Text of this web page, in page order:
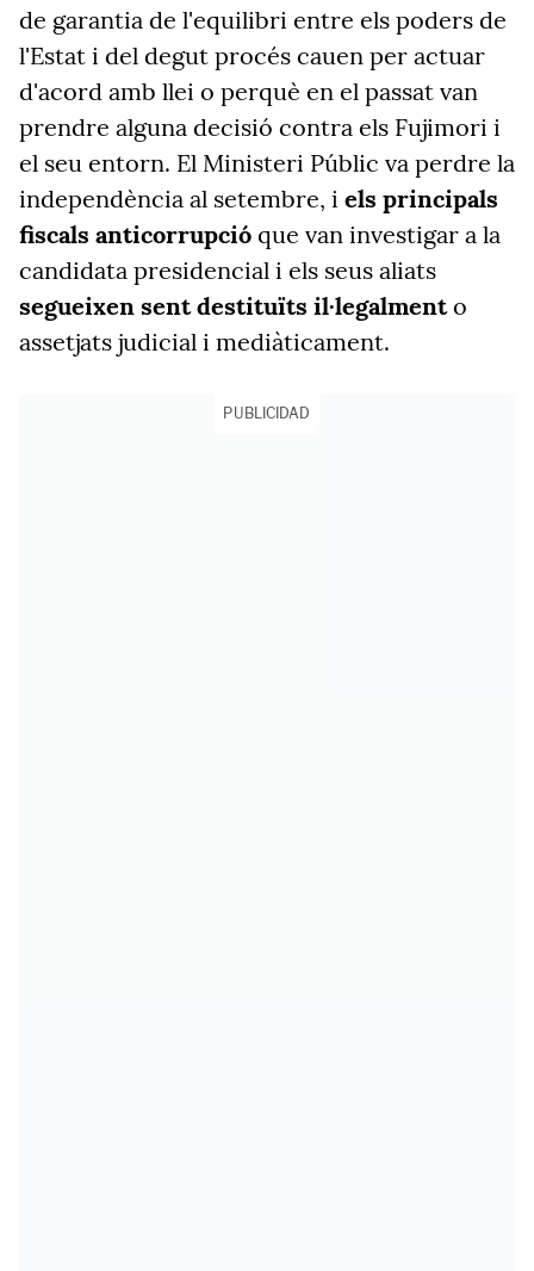
de garantia de l'equilibri entre els poders de
l'Estat i del degut procés cauen per actuar
d'acord amb llei o perquè en el passat van
prendre alguna decisió contra els Fujimori i
el seu entorn. El Ministeri Públic va perdre la
independència al setembre, i els principals
fiscals anticorrupció que van investigar a la
candidata presidencial i els seus aliats
segueixen sent destituïts il·legalmento
assetjats judicial i mediàticament.
PUBLICIDAD